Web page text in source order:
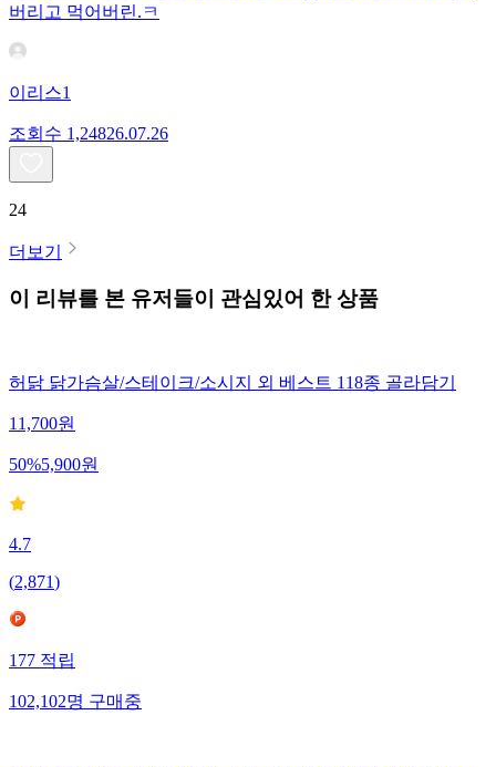
버리고 먹어버린.ㅋ
이리스1
조회수 1,24826.07.26
24
더보기
이 리뷰를 본 유저들이 관심있어 한 상품
허닭 닭가슴살/스테이크/소시지 외 베스트 118종 골라담기
11,700원
50%5,900원
4.7
(2,871)
177 적립
102,102명 구매중